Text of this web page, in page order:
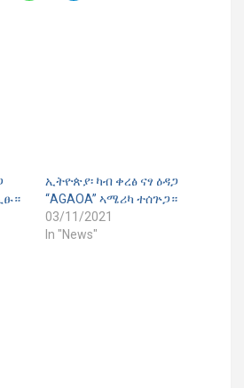
ኢትዮጵያ፡ ካብ ቀረፅ ናፃ ዕዳጋ
“AGAOA” ኣሜሪካ ተሰጕጋ።
03/11/2021
In "News"